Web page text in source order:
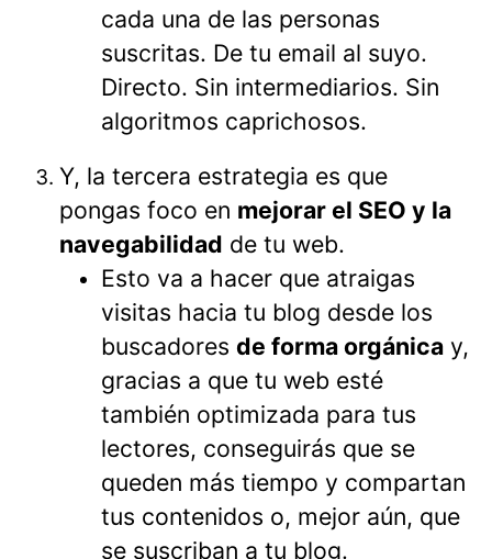
cada una de las personas
suscritas. De tu email al suyo.
Directo. Sin intermediarios. Sin
algoritmos caprichosos.
Y, la tercera estrategia es que
pongas foco en mejorar el SEO y la
navegabilidad de tu web.
Esto va a hacer que atraigas
visitas hacia tu blog desde los
buscadores de forma orgánica y,
gracias a que tu web esté
también optimizada para tus
lectores, conseguirás que se
queden más tiempo y compartan
tus contenidos o, mejor aún, que
se suscriban a tu blog.